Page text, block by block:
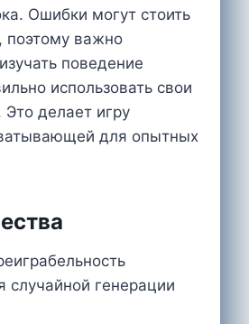
Ошибки могут стоить
поэтому важно
поведение
использовать свои
делает игру
для опытных
случайной генерации